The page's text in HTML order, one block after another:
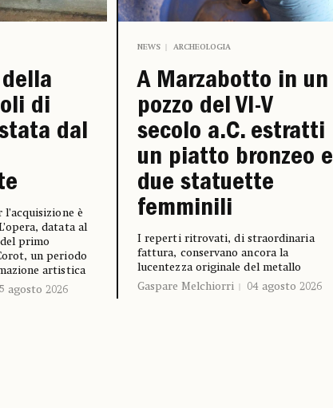
di
dal
è
datata al
primo
un periodo
artistica
agosto 2026
NEWS ARCHEOLOGIA
A Marzabotto in un
pozzo del VI-V
secolo a.C. estratti
un piatto bronzeo e
due statuette
femminili
I reperti ritrovati, di straordinaria
fattura, conservano ancora la
lucentezza originale del metallo
Gaspare Melchiorri
04 agosto 2026